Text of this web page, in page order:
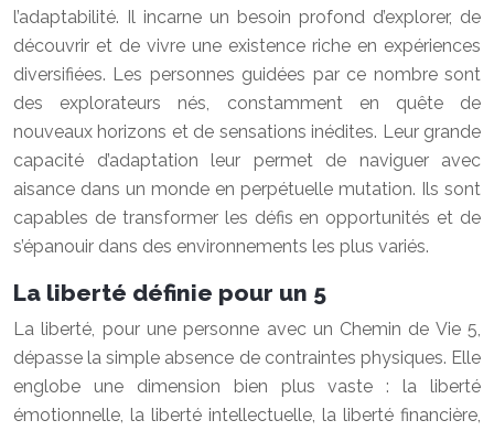
l’adaptabilité. Il incarne un besoin profond d’explorer, de
découvrir et de vivre une existence riche en expériences
diversifiées. Les personnes guidées par ce nombre sont
des explorateurs nés, constamment en quête de
nouveaux horizons et de sensations inédites. Leur grande
capacité d’adaptation leur permet de naviguer avec
aisance dans un monde en perpétuelle mutation. Ils sont
capables de transformer les défis en opportunités et de
s’épanouir dans des environnements les plus variés.
La liberté définie pour un 5
La liberté, pour une personne avec un Chemin de Vie 5,
dépasse la simple absence de contraintes physiques. Elle
englobe une dimension bien plus vaste : la liberté
émotionnelle, la liberté intellectuelle, la liberté financière,